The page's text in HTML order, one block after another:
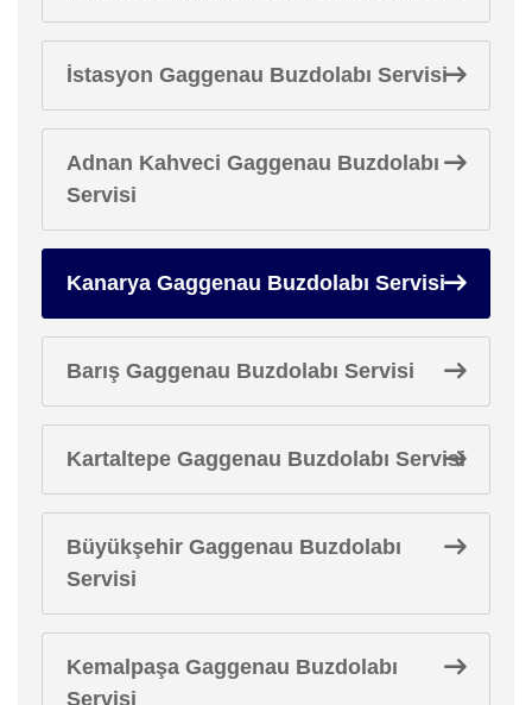
İstasyon Gaggenau Buzdolabı Servisi
Adnan Kahveci Gaggenau Buzdolabı
Servisi
Kanarya Gaggenau Buzdolabı Servisi
Barış Gaggenau Buzdolabı Servisi
Kartaltepe Gaggenau Buzdolabı Servisi
Büyükşehir Gaggenau Buzdolabı
Servisi
Kemalpaşa Gaggenau Buzdolabı
Servisi